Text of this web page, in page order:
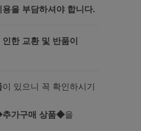
을 부담하셔야 합니다.
한 교환 및 반품이
이 있으니 꼭 확인하시기
가구매 상품◆을